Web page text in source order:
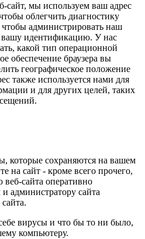
сайт, мы используем ваш адрес
облегчить диагностику
администрировать наш
вашу идентификацию. У нас
какой тип операционной
обеспечение браузера вы
географическое положение
также используется нами для
и для других целей, таких
которые сохраняются на вашем
на сайт - кроме всего прочего,
сайта оперативно
администратору сайта
вирусы и что бы то ни было,
компьютеру.